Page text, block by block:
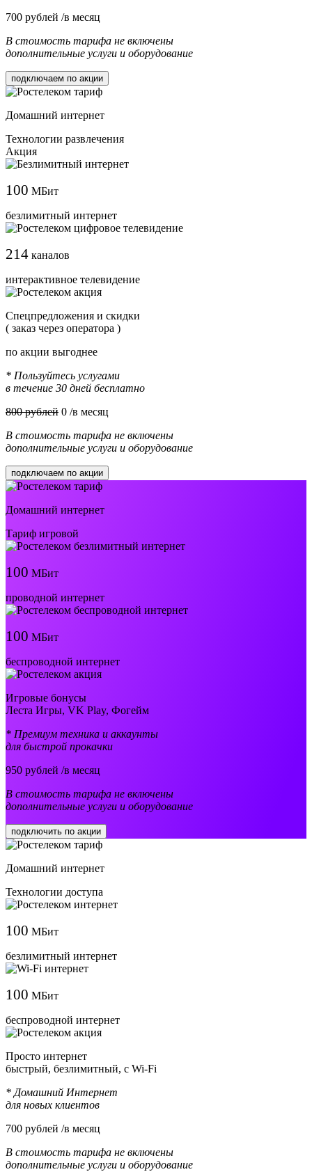
700 рублей /в месяц
В стоимость тарифа не включены
дополнительные услуги и оборудование
подключаем по акции
Домашний интернет
Технологии развлечения
Акция
100 МБит
безлимитный интернет
214 каналов
интерактивное телевидение
Cпецпредложения и скидки
( заказ через оператора )
по акции выгоднее
* Пользуйтесь услугами
в течение 30 дней бесплатно
800 рублей 0 /в месяц
В стоимость тарифа не включены
дополнительные услуги и оборудование
подключаем по акции
Домашний интернет
Тариф игровой
100 МБит
проводной интернет
100 МБит
беспроводной интернет
Игровые бонусы
Леста Игры, VK Play, Фогейм
* Премиум техника и аккаунты
для быстрой прокачки
950 рублей /в месяц
В стоимость тарифа не включены
дополнительные услуги и оборудование
подключить по акции
Домашний интернет
Технологии доступа
100 МБит
безлимитный интернет
100 МБит
беспроводной интернет
Просто интернет
быстрый, безлимитный, с Wi-Fi
* Домашний Интернет
для новых клиентов
700 рублей /в месяц
В стоимость тарифа не включены
дополнительные услуги и оборудование